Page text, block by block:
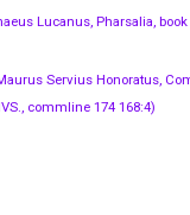
Lucanus, Pharsalia, book
Servius Honoratus,
commline 174 168:4)